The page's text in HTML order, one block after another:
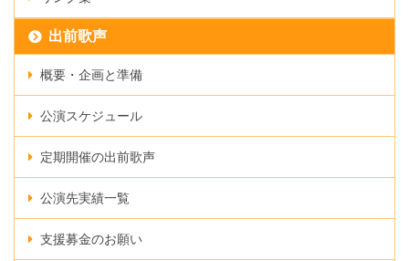
出前歌声
概要・企画と準備
公演スケジュール
定期開催の出前歌声
公演先実績一覧
支援募金のお願い